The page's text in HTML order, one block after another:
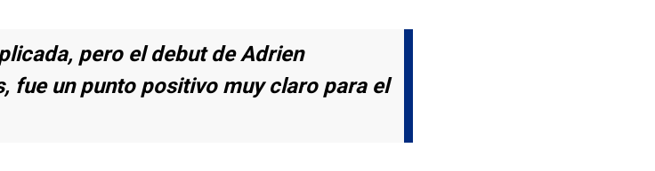
pero el debut de Adrien
fue un punto positivo muy claro para el